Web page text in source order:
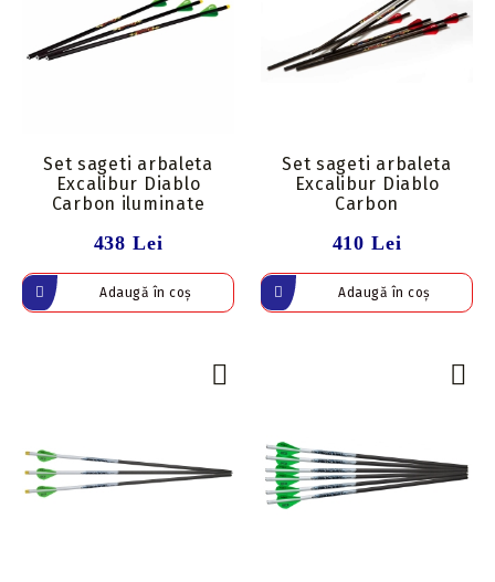
Set sageti arbaleta
Excalibur Diablo
Carbon iluminate
438 Lei
Set sageti arbaleta
Excalibur Diablo
Carbon
410 Lei